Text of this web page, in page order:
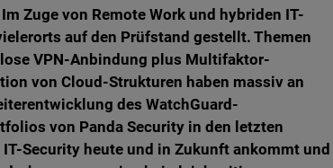
Zuge von Remote Work und hybriden IT-
auf den Prüfstand gestellt. Themen
VPN-Anbindung plus Multifaktor-
von Cloud-Strukturen haben massiv an
des WatchGuard-
von Panda Security in den letzten
Security heute und in Zukunft ankommt und